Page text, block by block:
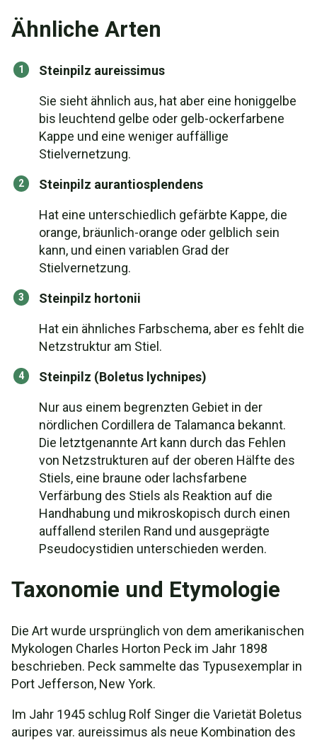
Ähnliche Arten
Steinpilz aureissimus
Sie sieht ähnlich aus, hat aber eine honiggelbe
bis leuchtend gelbe oder gelb-ockerfarbene
Kappe und eine weniger auffällige
Stielvernetzung.
Steinpilz aurantiosplendens
Hat eine unterschiedlich gefärbte Kappe, die
orange, bräunlich-orange oder gelblich sein
kann, und einen variablen Grad der
Stielvernetzung.
Steinpilz hortonii
Hat ein ähnliches Farbschema, aber es fehlt die
Netzstruktur am Stiel.
Steinpilz (Boletus lychnipes)
Nur aus einem begrenzten Gebiet in der
nördlichen Cordillera de Talamanca bekannt.
Die letztgenannte Art kann durch das Fehlen
von Netzstrukturen auf der oberen Hälfte des
Stiels, eine braune oder lachsfarbene
Verfärbung des Stiels als Reaktion auf die
Handhabung und mikroskopisch durch einen
auffallend sterilen Rand und ausgeprägte
Pseudocystidien unterschieden werden.
Taxonomie und Etymologie
Die Art wurde ursprünglich von dem amerikanischen
Mykologen Charles Horton Peck im Jahr 1898
beschrieben. Peck sammelte das Typusexemplar in
Port Jefferson, New York.
Im Jahr 1945 schlug Rolf Singer die Varietät Boletus
auripes var. aureissimus als neue Kombination des